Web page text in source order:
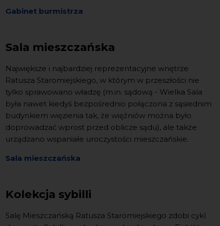
Gabinet burmistrza
Sala mieszczańska
Największe i najbardziej reprezentacyjne wnętrze
Ratusza Staromiejskiego, w którym w przeszłości nie
tylko sprawowano władzę (m.in. sądową - Wielka Sala
była nawet kiedyś bezpośrednio połączona z sąsiednim
budynkiem więzienia tak, że więźniów można było
doprowadzać wprost przed oblicze sądu), ale także
urządzano wspaniałe uroczystości mieszczańskie.
Sala mieszczańska
Kolekcja sybilli
Salę Mieszczańską Ratusza Staromiejskiego zdobi cykl